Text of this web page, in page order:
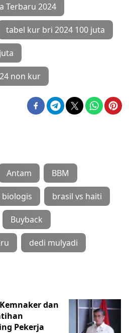
Terbaru 2024
tabel kur bri 2024 100 juta
non kur
Antam BBM
biologis brasil vs haiti
Buyback
dedi mulyadi
dan
Pekerja